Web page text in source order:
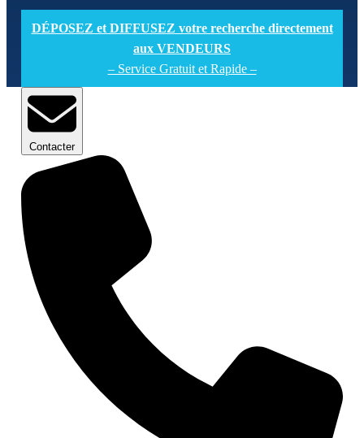
DÉPOSEZ et DIFFUSEZ votre recherche directement
aux VENDEURS
– Service Gratuit et Rapide –
Contacter